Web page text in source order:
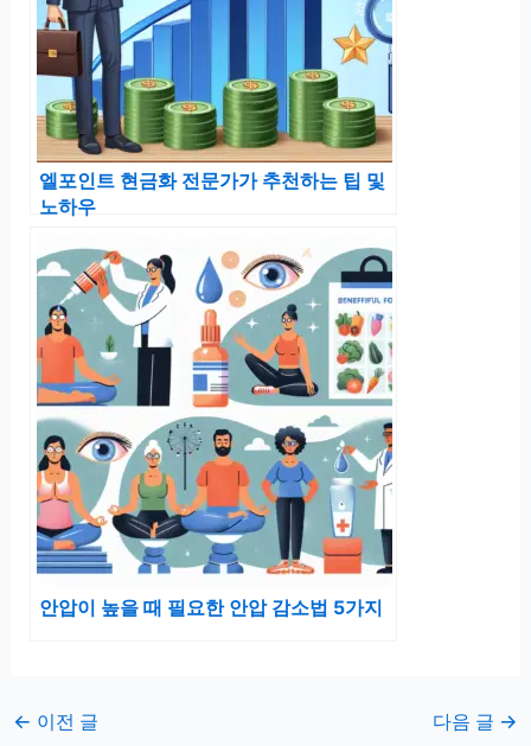
엘포인트 현금화 전문가가 추천하는 팁 및
노하우
안압이 높을 때 필요한 안압 감소법 5가지
← 이전 글 다음 글 →